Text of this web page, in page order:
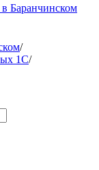
Баранчинском
/
1С/